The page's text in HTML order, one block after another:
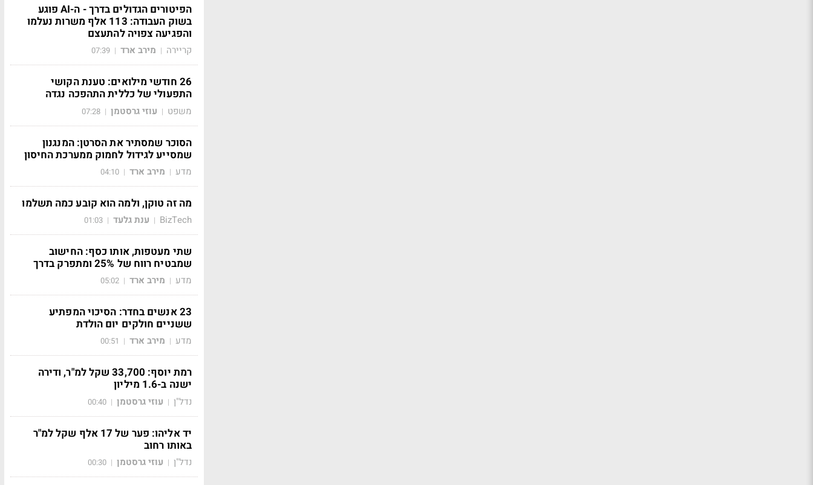
הפיטורים הגדולים בדרך - ה-AI פוגע
בשוק העבודה: 113 אלף משרות נעלמו
והפגיעה צפויה להתעצם
קריירה | מירב ארד |
07:39
26 חודשי מילואים: טענת הקושי
התפעולי של כללית התהפכה נגדה
משפט | עוזי גרסטמן |
07:28
הסוכר שמסתיר את הסרטן: המנגנון
שמסייע לגידול לחמוק ממערכת החיסון
מדע | מירב ארד |
04:10
מה זה טוקן, ולמה הוא קובע כמה תשלמו
BizTech
| ענת גלעד |
01:03
שתי מעטפות, אותו כסף: החישוב
שמבטיח רווח של 25% ומתפרק בדרך
מדע | מירב ארד |
05:02
23 אנשים בחדר: הסיכוי המפתיע
ששניים חולקים יום הולדת
מדע | מירב ארד |
00:51
רמת יוסף: 33,700 שקל למ"ר, ודירה
ישנה ב-1.6 מיליון
נדל"ן | עוזי גרסטמן |
00:40
יד אליהו: פער של 17 אלף שקל למ"ר
באותו רחוב
נדל"ן | עוזי גרסטמן |
00:30